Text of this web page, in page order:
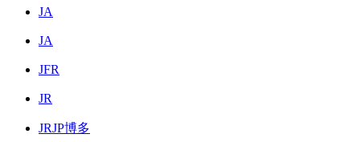
JA
JA
JFR
JR
JRJP博多